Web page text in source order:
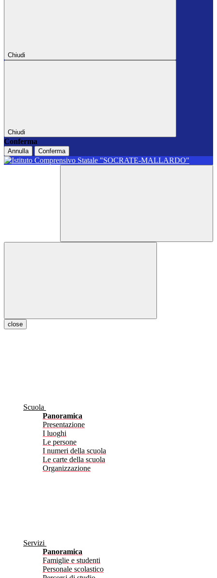
Chiudi
Chiudi
Conferma
Annulla Conferma
close
Scuola
Panoramica
Presentazione
I luoghi
Le persone
I numeri della scuola
Le carte della scuola
Organizzazione
Servizi
Panoramica
Famiglie e studenti
Personale scolastico